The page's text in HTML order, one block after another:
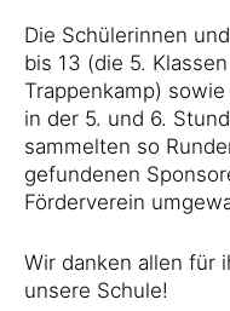
Die Schülerinnen
bis 13 (die 5.
Trappenkamp)
in der 5. und 6.
sammelten so
gefundenen
Förderverein
Wir danken allen für
unsere Schule!